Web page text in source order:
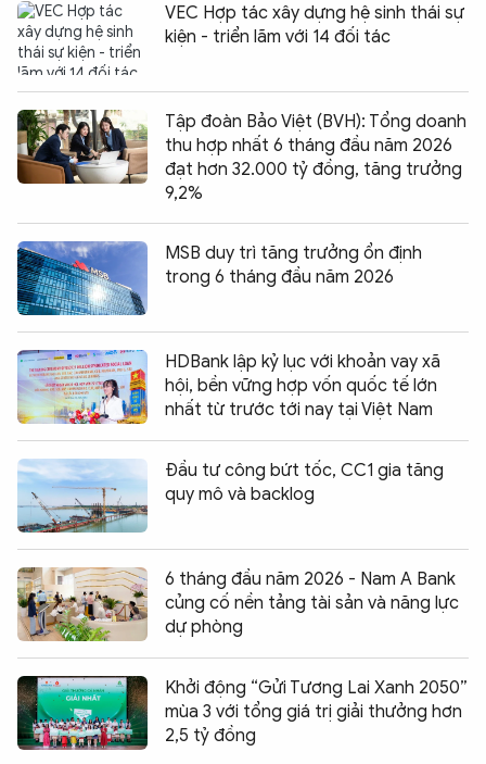
VEC Hợp tác xây dựng hệ sinh thái sự
kiện - triển lãm với 14 đối tác
Tập đoàn Bảo Việt (BVH): Tổng doanh
thu hợp nhất 6 tháng đầu năm 2026
đạt hơn 32.000 tỷ đồng, tăng trưởng
9,2%
MSB duy trì tăng trưởng ổn định
trong 6 tháng đầu năm 2026
HDBank lập kỷ lục với khoản vay xã
hội, bền vững hợp vốn quốc tế lớn
nhất từ trước tới nay tại Việt Nam
Đầu tư công bứt tốc, CC1 gia tăng
quy mô và backlog
6 tháng đầu năm 2026 - Nam A Bank
củng cố nền tảng tài sản và năng lực
dự phòng
Khởi động “Gửi Tương Lai Xanh 2050”
mùa 3 với tổng giá trị giải thưởng hơn
2,5 tỷ đồng